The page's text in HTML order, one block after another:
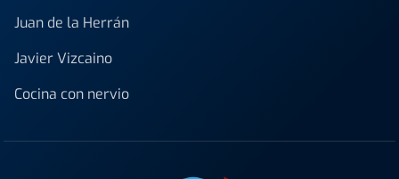
Juan de la Herrán
Javier Vizcaino
Cocina con nervio